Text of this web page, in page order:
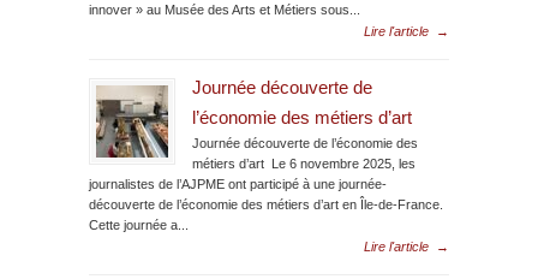
innover » au Musée des Arts et Métiers sous...
Lire l'article
→
Journée découverte de
l’économie des métiers d’art
Journée découverte de l’économie des
métiers d’art Le 6 novembre 2025, les
journalistes de l’AJPME ont participé à une journée-
découverte de l’économie des métiers d’art en Île-de-France.
Cette journée a...
Lire l'article
→